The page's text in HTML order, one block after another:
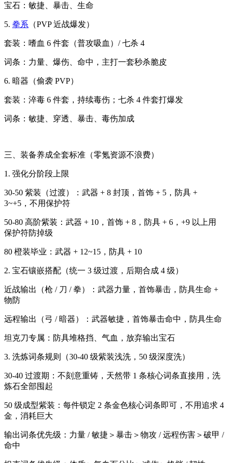
宝石：敏捷、暴击、生命
5. 拳系 （PVP 近战爆发）
套装：嗜血 6 件套（普攻吸血）/ 七杀 4
词条：力量、爆伤、命中，主打一套秒杀脆皮
6. 暗器（偷袭 PVP）
套装：淬毒 6 件套，持续毒伤；七杀 4 件套打爆发
词条：敏捷、穿透、暴击、毒伤加成
三、装备养成全套标准（零氪资源不浪费）
1. 强化分阶段上限
30-50 紫装（过渡）：武器 + 8 封顶，首饰 + 5，防具 +
3~+5，不用保护符
50-80 高阶紫装：武器 + 10，首饰 + 8，防具 + 6，+9 以上用
保护符防掉级
80 橙装毕业：武器 + 12~15，防具 + 10
2. 宝石镶嵌搭配（统一 3 级过渡，后期合成 4 级）
近战输出（枪 / 刀 / 拳）：武器力量，首饰暴击，防具生命 +
物防
远程输出（弓 / 暗器）：武器敏捷，首饰暴击命中，防具生命
坦克刀专属：防具堆格挡、气血，放弃输出宝石
3. 洗炼词条规则（30-40 级紫装浅洗，50 级深度洗）
30-40 过渡期：不刻意重铸，天然带 1 条核心词条直接用，洗
炼石全部囤起
50 级成型紫装：每件锁定 2 条金色核心词条即可，不用追求 4
金，消耗巨大
输出词条优先级：力量 / 敏捷＞暴击＞物攻 / 远程伤害＞破甲 /
命中